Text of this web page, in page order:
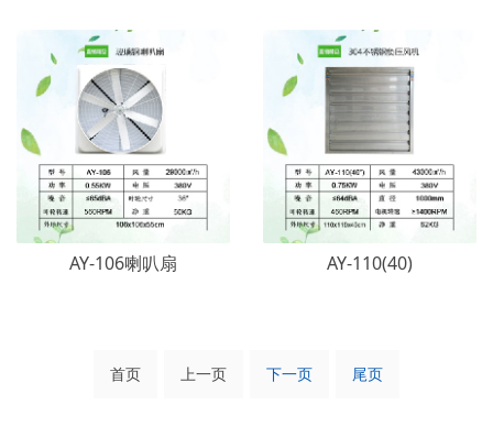
AY-106喇叭扇 AY-110(40)
首页 上一页 下一页 尾页